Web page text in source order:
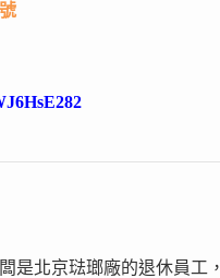
是北京琺瑯廠的退休員工，